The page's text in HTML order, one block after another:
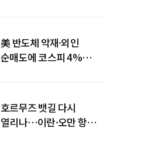
美 반도체 악재·외인
순매도에 코스피 4%
호르무즈 뱃길 다시
열리나…이란·오만 항로